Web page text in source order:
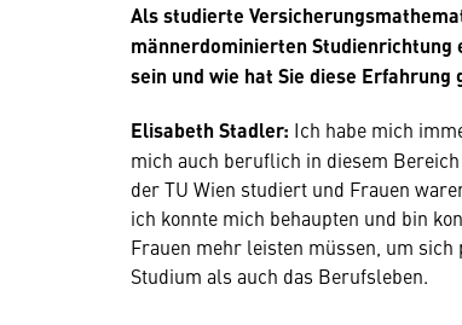
Als studierte
männerdominierten Studienrichtung
sein und wie hat Sie diese Erfahrung
Elisabeth Stadler: Ich habe mich
mich auch beruflich in diesem
der TU Wien studiert und Frauen
ich konnte mich behaupten und bin
Frauen mehr leisten müssen, um
Studium als auch das Berufsleben.